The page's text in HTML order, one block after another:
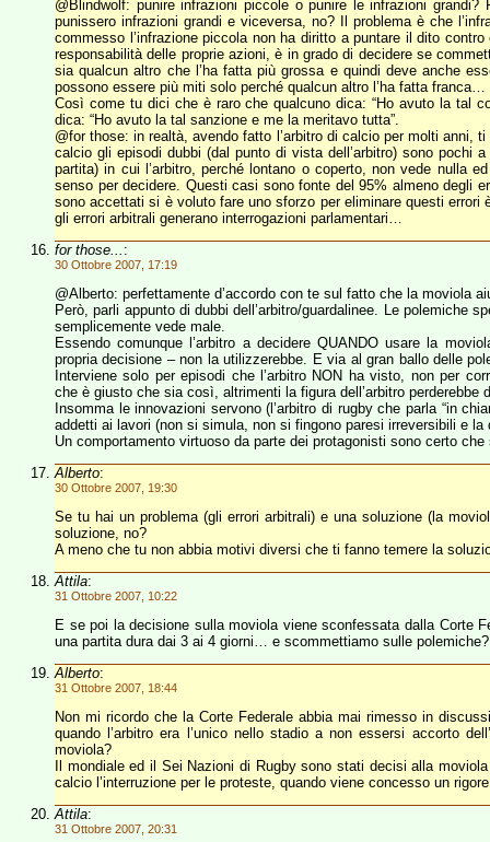
@Blindwolf: punire infrazioni piccole o punire le infrazioni
punissero infrazioni grandi e viceversa, no? Il problema è che
commesso l’infrazione piccola non ha diritto a puntare il dito
responsabilità delle proprie azioni, è in grado di decidere se
sia qualcun altro che l’ha fatta più grossa e quindi deve anche
possono essere più miti solo perché qualcun altro l’ha fatta franca…
Così come tu dici che è raro che qualcuno dica: “Ho avuto la tal
dica: “Ho avuto la tal sanzione e me la meritavo tutta”.
@for those: in realtà, avendo fatto l’arbitro di calcio per molti anni,
calcio gli episodi dubbi (dal punto di vista dell’arbitro) sono
partita) in cui l’arbitro, perché lontano o coperto, non vede nulla
senso per decidere. Questi casi sono fonte del 95% almeno degli
sono accettati si è voluto fare uno sforzo per eliminare questi
gli errori arbitrali generano interrogazioni parlamentari…
for those... :
30 Ottobre 2007, 17:19
@Alberto: perfettamente d’accordo con te sul fatto che la moviola
Però, parli appunto di dubbi dell’arbitro/guardalinee. Le polemiche
semplicemente vede male.
Essendo comunque l’arbitro a decidere QUANDO usare la
propria decisione – non la utilizzerebbe. E via al gran ballo delle
Interviene solo per episodi che l’arbitro NON ha visto, non per
che è giusto che sia così, altrimenti la figura dell’arbitro perderebbe
Insomma le innovazioni servono (l’arbitro di rugby che parla “in
addetti ai lavori (non si simula, non si fingono paresi irreversibili e
Un comportamento virtuoso da parte dei protagonisti sono certo
Alberto:
30 Ottobre 2007, 19:30
Se tu hai un problema (gli errori arbitrali) e una soluzione (la
soluzione, no?
A meno che tu non abbia motivi diversi che ti fanno temere la
Attila:
31 Ottobre 2007, 10:22
E se poi la decisione sulla moviola viene sconfessata dalla Corte
una partita dura dai 3 ai 4 giorni… e scommettiamo sulle polemiche?
Alberto:
31 Ottobre 2007, 18:44
Non mi ricordo che la Corte Federale abbia mai rimesso in
quando l’arbitro era l’unico nello stadio a non essersi accorto
moviola?
Il mondiale ed il Sei Nazioni di Rugby sono stati decisi alla
calcio l’interruzione per le proteste, quando viene concesso un
Attila:
31 Ottobre 2007, 20:31